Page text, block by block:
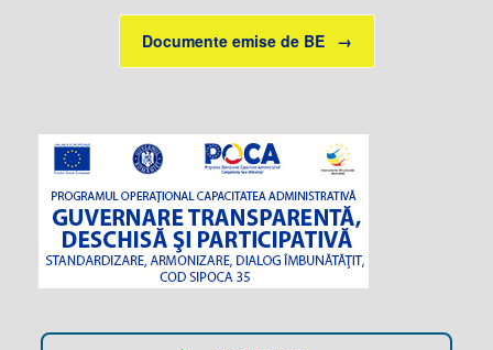
Documente emise de BE →